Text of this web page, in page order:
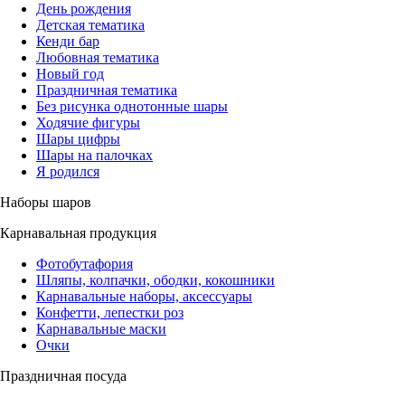
День рождения
Детская тематика
Кенди бар
Любовная тематика
Новый год
Праздничная тематика
Без рисунка однотонные шары
Ходячие фигуры
Шары цифры
Шары на палочках
Я родился
Наборы шаров
Карнавальная продукция
Фотобутафория
Шляпы, колпачки, ободки, кокошники
Карнавальные наборы, аксессуары
Конфетти, лепестки роз
Карнавальные маски
Очки
Праздничная посуда